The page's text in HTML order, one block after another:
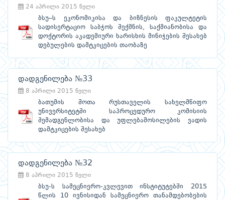
24 აპრილი 2015 წელი
ბსუ–ს ეკონომიკისა და ბიზნესის ფაკულტეტის
სადისერტაციო საბჭოს შექმნის, საქმიანობისა და
დოქტორის აკადემიური ხარისხის მინიჭების შესახებ
დებულების დამტკიცების თაობაზე
დადგენილება №33
8 აპრილი 2015 წელი
ბათუმის შოთა რუსთაველის სახელმწიფო
უნივერსიტეტში საპროცედურო კომისიის
შემადგენლობისა და უფლებამოსილების ვადის
დამტკიცების შესახებ
დადგენილება №32
8 აპრილი 2015 წელი
ბსუ-ს სამეცნიერო-კვლევით ინსტიტუტებში 2015
წლის 10 ივნისიდან სამეცნიერო თანამდებობების